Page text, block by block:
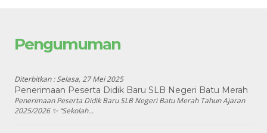
Pengumuman
Diterbitkan :Selasa, 27 Mei 2025
Penerimaan Peserta Didik Baru SLB Negeri Batu Merah
Penerimaan Peserta Didik Baru SLB Negeri Batu Merah Tahun Ajaran
2025/2026 ✨ “Sekolah...